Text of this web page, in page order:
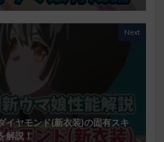
Next
イヤモンド(新衣装)の固有スキ
解説！